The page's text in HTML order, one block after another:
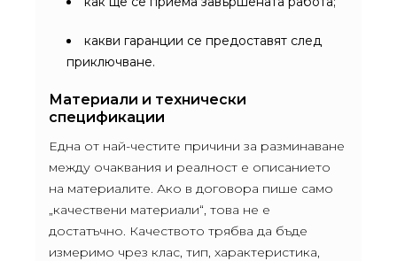
какви гаранции се предоставят след
приключване.
Материали и технически
спецификации
Една от най-честите причини за разминаване
между очаквания и реалност е описанието
на материалите. Ако в договора пише само
„качествени материали“, това не е
достатъчно. Качеството трябва да бъде
измеримо чрез клас, тип, характеристика,